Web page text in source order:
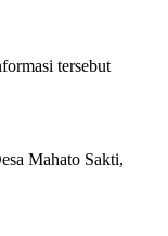
tersebut
Mahato Sakti,